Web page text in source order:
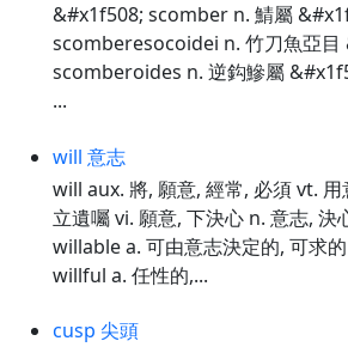
&#x1f508; scomber n. 鯖屬
scomberesocoidei n. 竹刀魚亞目
scomberoides n. 逆鈎鰺屬
...
will 意志
will aux. 將, 願意, 經常, 必須 vt.
立遺囑 vi. 願意, 下決心 n. 意志, 決
willable a. 可由意志決定的, 可求
willful a. 任性的,...
cusp 尖頭